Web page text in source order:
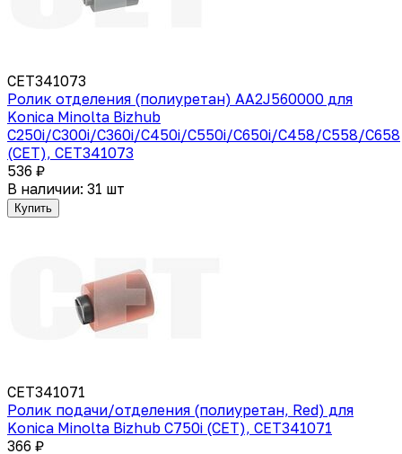
CET341073
Ролик отделения (полиуретан) AA2J560000 для
Konica Minolta Bizhub
C250i/C300i/C360i/C450i/C550i/C650i/C458/C558/C658
(CET), CET341073
536 ₽
В наличии: 31 шт
Купить
CET341071
Ролик подачи/отделения (полиуретан, Red) для
Konica Minolta Bizhub C750i (CET), CET341071
366 ₽